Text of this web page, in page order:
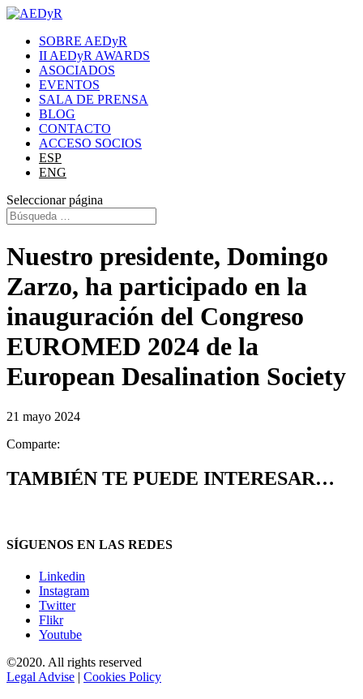
SOBRE AEDyR
II AEDyR AWARDS
ASOCIADOS
EVENTOS
SALA DE PRENSA
BLOG
CONTACTO
ACCESO SOCIOS
ESP
ENG
Seleccionar página
Nuestro presidente, Domingo
Zarzo, ha participado en la
inauguración del Congreso
EUROMED 2024 de la
European Desalination Society
21 mayo 2024
Comparte:
TAMBIÉN TE PUEDE INTERESAR…
SÍGUENOS EN LAS REDES
Linkedin
Instagram
Twitter
Flikr
Youtube
©2020. All rights reserved
Legal Advise | Cookies Policy